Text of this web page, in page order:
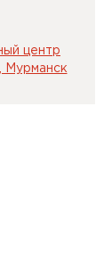
центр
Мурманск